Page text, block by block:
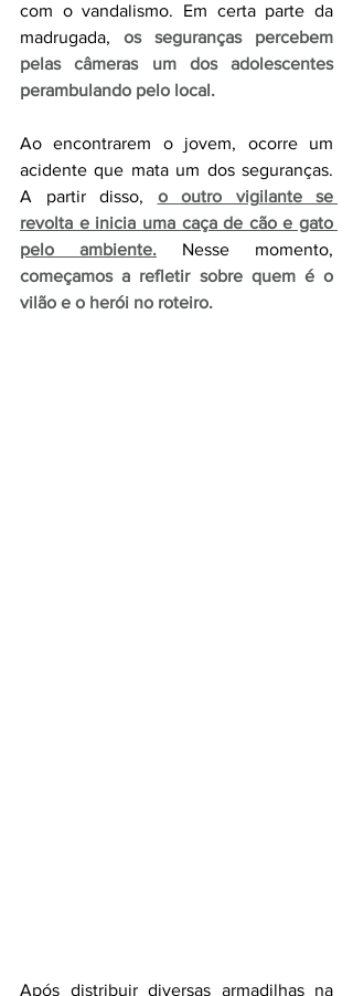
com o vandalismo. Em certa parte da
madrugada, os seguranças percebem
pelas câmeras um dos adolescentes
perambulando pelo local.
Ao encontrarem o jovem, ocorre um
acidente que mata um dos seguranças.
A partir disso,
o outro vigilante se
revolta e inicia uma caça de cão e gato
pelo ambiente.
começamos a refletir sobre quem é o
vilão e o herói no roteiro.
Após distribuir diversas armadilhas na